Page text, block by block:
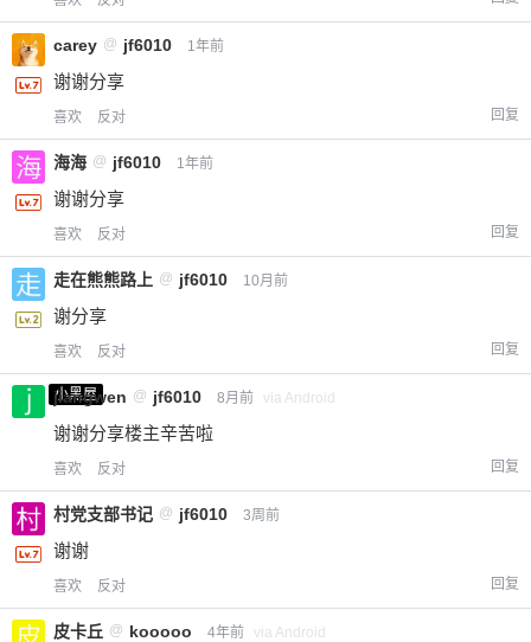
carey @ jf6010 1年前
谢谢分享
喜欢 反对 回复
海海 @ jf6010 1年前
谢谢分享
喜欢 反对 回复
走在熊熊路上 @ jf6010 10月前
谢分享
喜欢 反对 回复
小黑屋
jiangwen @ jf6010 8月前 via Android
谢谢分享楼主辛苦啦
喜欢 反对 回复
村党支部书记 @ jf6010 3周前
谢谢
喜欢 反对 回复
皮卡丘 @ kooooo 4年前 via Android